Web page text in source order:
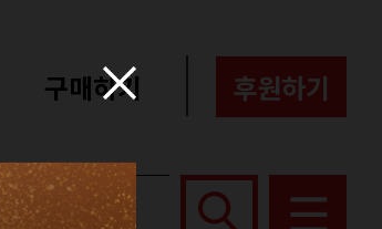
구매하기 후원하기
About